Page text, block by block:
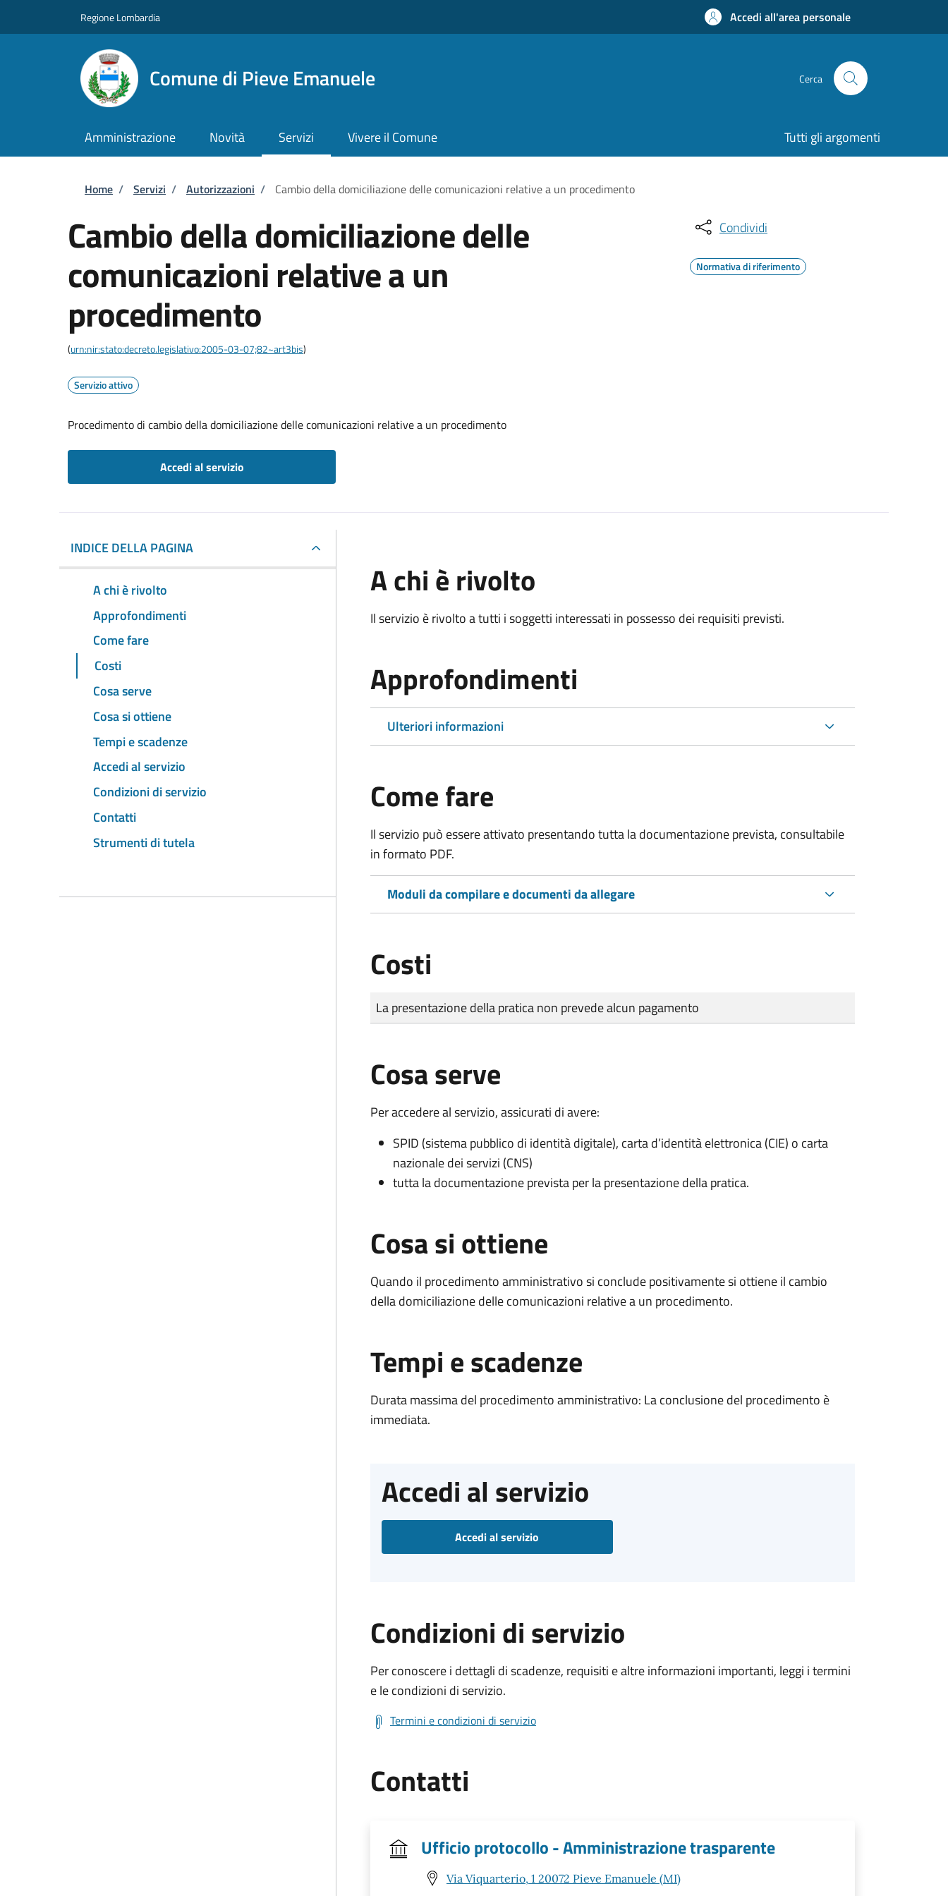
Regione Lombardia Accedi all'area personale
Comune di Pieve Emanuele Cerca
Amministrazione Novità Servizi Vivere il Comune Tutti gli argomenti
Briciole di pane
Home / Servizi / Autorizzazioni / Cambio della domiciliazione delle comunicazioni relative a un procedimento
Cambio della domiciliazione delle
comunicazioni relative a un
procedimento
(urn:nir:stato:decreto.legislativo:2005-03-07;82~art3bis)
Servizio attivo
Procedimento di cambio della domiciliazione delle comunicazioni relative a un procedimento
Accedi al servizio
Condividi
Normativa di riferimento
INDICE DELLA PAGINA
A chi è rivolto
Approfondimenti
Come fare
Costi
Cosa serve
Cosa si ottiene
Tempi e scadenze
Accedi al servizio
Condizioni di servizio
Contatti
Strumenti di tutela
A chi è rivolto
Il servizio è rivolto a tutti i soggetti interessati in possesso dei requisiti previsti.
Approfondimenti
Ulteriori informazioni
Come fare
Il servizio può essere attivato presentando tutta la documentazione prevista, consultabile
in formato PDF.
Moduli da compilare e documenti da allegare
Costi
Tipo di pagamento
Importo
La presentazione della pratica non prevede alcun pagamento
Cosa serve
Per accedere al servizio, assicurati di avere:
SPID (sistema pubblico di identità digitale), carta d’identità elettronica (CIE) o carta
nazionale dei servizi (CNS)
tutta la documentazione prevista per la presentazione della pratica.
Cosa si ottiene
Quando il procedimento amministrativo si conclude positivamente si ottiene il cambio
della domiciliazione delle comunicazioni relative a un procedimento.
Tempi e scadenze
Durata massima del procedimento amministrativo: La conclusione del procedimento è
immediata.
Accedi al servizio
Accedi al servizio
Condizioni di servizio
Per conoscere i dettagli di scadenze, requisiti e altre informazioni importanti, leggi i termini
e le condizioni di servizio.
Termini e condizioni di servizio
Contatti
Ufficio protocollo - Amministrazione trasparente
Via Viquarterio, 1 20072 Pieve Emanuele (MI)